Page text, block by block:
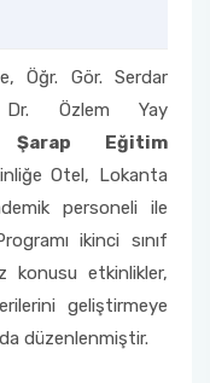
Öğr. Gör. Serdar
Özlem Yay
Şarap Eğitim
Otel, Lokanta
personeli ile
ikinci sınıf
konusu etkinlikler,
geliştirmeye
düzenlenmiştir.